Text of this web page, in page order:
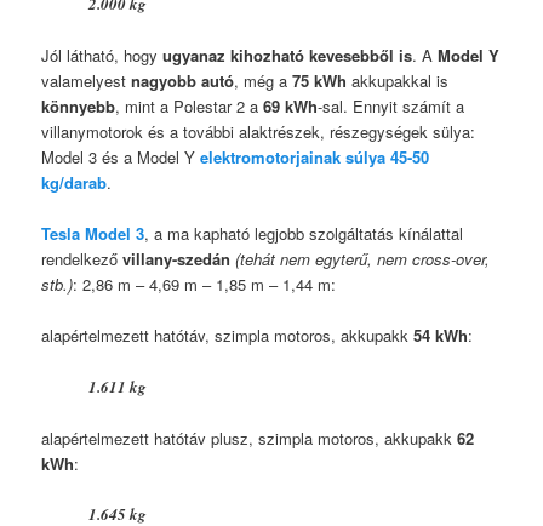
Jól látható, hogyugyanaz kihozható kevesebből is. AModel Y
valamelyestnagyobb autó, még a75 kWh akkupakkal is
könnyebb, mint a Polestar 2 a69 kWh-sal. Ennyit számít a
villanymotorok és a további alaktrészek, részegységek sülya:
Model 3 és a Model Yelektromotorjainak súlya 45-50
kg/darab.
Tesla Model 3, a ma kapható legjobb szolgáltatás kínálattal
rendelkezővillany-szedán (tehát nem egyterű, nem cross-over,
stb.): 2,86 m – 4,69 m – 1,85 m – 1,44 m:
alapértelmezett hatótáv, szimpla motoros, akkupakk54 kWh:
1.611 kg
alapértelmezett hatótáv plusz, szimpla motoros, akkupakk62
kWh:
1.645 kg